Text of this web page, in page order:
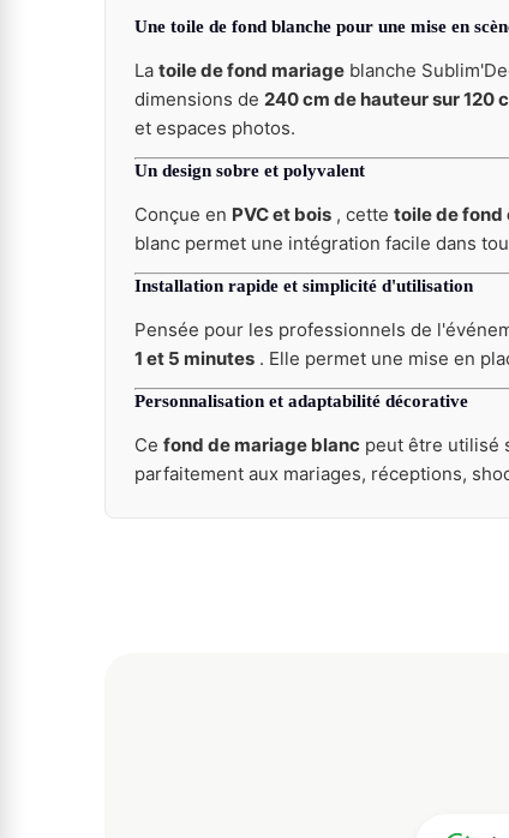
Une toile de fond blanche pour une mise en
La toile de fond mariage blanche
dimensions de 240 cm de hauteur sur 120
et espaces photos.
Un design sobre et polyvalent
Conçue en PVC et bois , cette toile de fond
blanc permet une intégration facile dans
Installation rapide et simplicité d'utilisation
Pensée pour les professionnels de
1 et 5 minutes . Elle permet une mise en
Personnalisation et adaptabilité décorative
Ce fond de mariage blanc peut être utilisé
parfaitement aux mariages, réceptions,